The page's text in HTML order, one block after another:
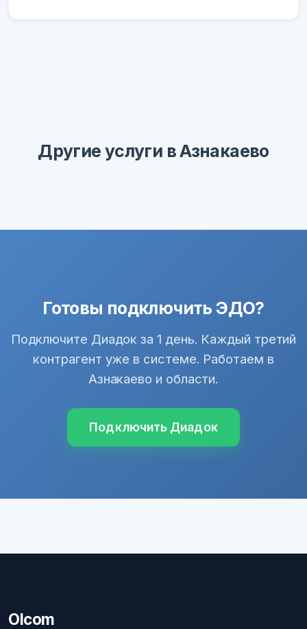
Другие услуги в Азнакаево
Готовы подключить ЭДО?
Подключите Диадок за 1 день. Каждый третий
контрагент уже в системе. Работаем в
Азнакаево и области.
Подключить Диадок
Olcom